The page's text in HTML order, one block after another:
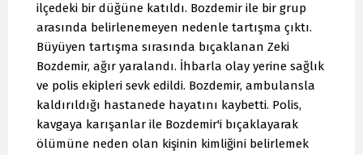
ilçedeki bir düğüne katıldı. Bozdemir ile bir grup
arasında belirlenemeyen nedenle tartışma çıktı.
Büyüyen tartışma sırasında bıçaklanan Zeki
Bozdemir, ağır yaralandı. İhbarla olay yerine sağlık
ve polis ekipleri sevk edildi. Bozdemir, ambulansla
kaldırıldığı hastanede hayatını kaybetti. Polis,
kavgaya karışanlar ile Bozdemir'i bıçaklayarak
ölümüne neden olan kişinin kimliğini belirlemek